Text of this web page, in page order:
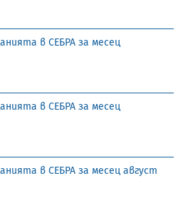
в СЕБРА за месец
в СЕБРА за месец
в СЕБРА за месец август